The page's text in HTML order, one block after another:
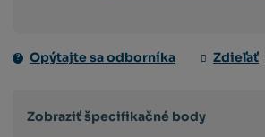
Opýtajte sa odborníka Zdieľať
Zobraziť špecifikačné body